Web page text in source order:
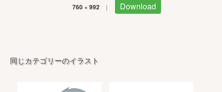
760 × 992 | Download
同じカテゴリーのイラスト